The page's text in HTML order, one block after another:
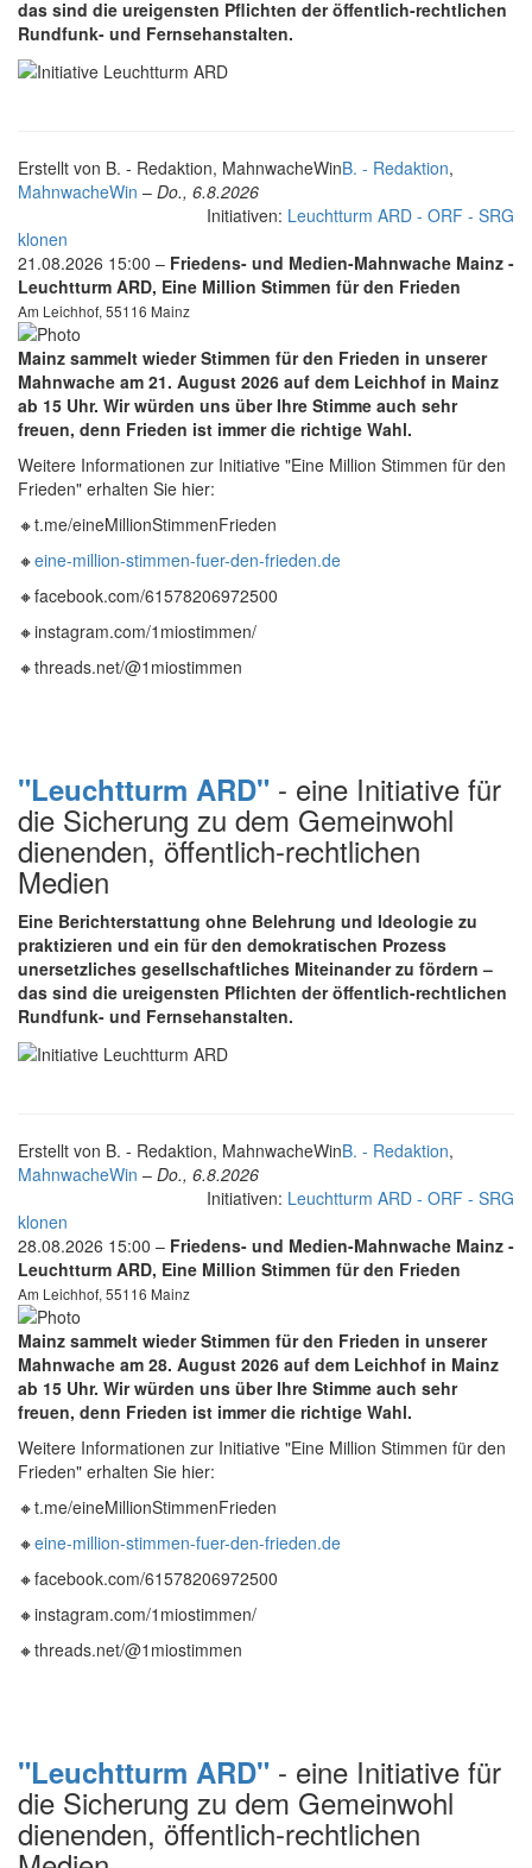
das sind die ureigensten Pflichten der öffentlich-rechtlichen
Rundfunk- und Fernsehanstalten.
Erstellt von B. - Redaktion, MahnwacheWinB. - Redaktion,
MahnwacheWin – Do., 6.8.2026
Initiativen: Leuchtturm ARD - ORF - SRG
klonen
21.08.2026 15:00 – Friedens- und Medien-Mahnwache Mainz -
Leuchtturm ARD, Eine Million Stimmen für den Frieden
Am Leichhof, 55116 Mainz
Mainz sammelt wieder Stimmen für den Frieden in unserer
Mahnwache am 21. August 2026 auf dem Leichhof in Mainz
ab 15 Uhr. Wir würden uns über Ihre Stimme auch sehr
freuen, denn Frieden ist immer die richtige Wahl.
Weitere Informationen zur Initiative "Eine Million Stimmen für den
Frieden" erhalten Sie hier:
🔸t.me/eineMillionStimmenFrieden
🔸eine-million-stimmen-fuer-den-frieden.de
🔸facebook.com/61578206972500
🔸instagram.com/1miostimmen/
🔸threads.net/@1miostimmen
"Leuchtturm ARD" - eine Initiative für
die Sicherung zu dem Gemeinwohl
dienenden, öffentlich-rechtlichen
Medien
Eine Berichterstattung ohne Belehrung und Ideologie zu
praktizieren und ein für den demokratischen Prozess
unersetzliches gesellschaftliches Miteinander zu fördern –
das sind die ureigensten Pflichten der öffentlich-rechtlichen
Rundfunk- und Fernsehanstalten.
Erstellt von B. - Redaktion, MahnwacheWinB. - Redaktion,
MahnwacheWin – Do., 6.8.2026
Initiativen: Leuchtturm ARD - ORF - SRG
klonen
28.08.2026 15:00 – Friedens- und Medien-Mahnwache Mainz -
Leuchtturm ARD, Eine Million Stimmen für den Frieden
Am Leichhof, 55116 Mainz
Mainz sammelt wieder Stimmen für den Frieden in unserer
Mahnwache am 28. August 2026 auf dem Leichhof in Mainz
ab 15 Uhr. Wir würden uns über Ihre Stimme auch sehr
freuen, denn Frieden ist immer die richtige Wahl.
Weitere Informationen zur Initiative "Eine Million Stimmen für den
Frieden" erhalten Sie hier:
🔸t.me/eineMillionStimmenFrieden
🔸eine-million-stimmen-fuer-den-frieden.de
🔸facebook.com/61578206972500
🔸instagram.com/1miostimmen/
🔸threads.net/@1miostimmen
"Leuchtturm ARD" - eine Initiative für
die Sicherung zu dem Gemeinwohl
dienenden, öffentlich-rechtlichen